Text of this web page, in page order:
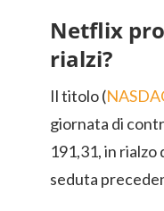
Netflix
rialzi?
Il titolo (
giornata di
191,31, in rialzo
seduta